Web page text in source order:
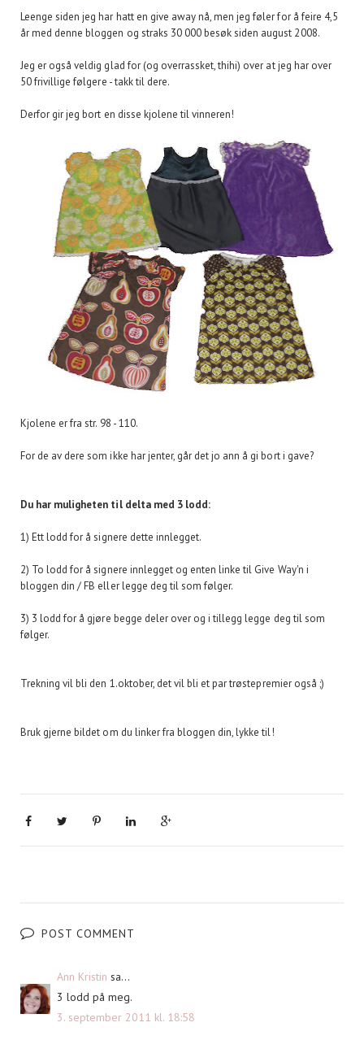
Leenge siden jeg har hatt en give away nå, men jeg føler for å feire 4,5
år med denne bloggen og straks 30 000 besøk siden august 2008.
Jeg er også veldig glad for (og overrassket, thihi) over at jeg har over
50 frivillige følgere - takk til dere.
Derfor gir jeg bort en disse kjolene til vinneren!
Kjolene er fra str. 98 - 110.
For de av dere som ikke har jenter, går det jo ann å gi bort i gave?
Du har muligheten til delta med 3 lodd:
1) Ett lodd for å signere dette innlegget.
2) To lodd for å signere innlegget og enten linke til Give Way'n i
bloggen din / FB eller legge deg til som følger.
3) 3 lodd for å gjøre begge deler over og i tillegg legge deg til som
følger.
Trekning vil bli den 1.oktober, det vil bli et par trøstepremier også ;)
Bruk gjerne bildet om du linker fra bloggen din, lykke til!
POST COMMENT
Ann Kristin sa...
3 lodd på meg.
3. september 2011 kl. 18:58